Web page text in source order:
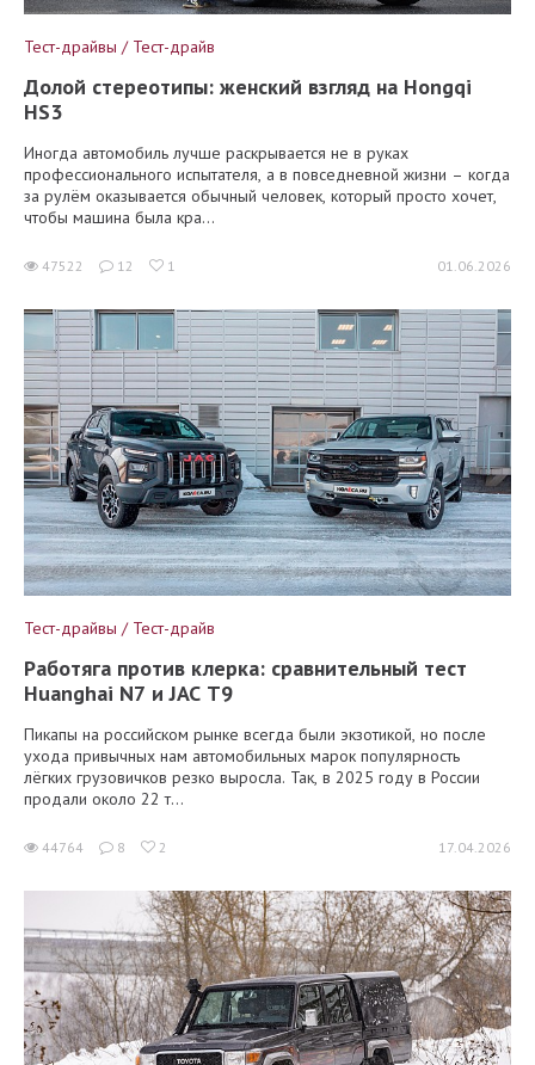
Тест-драйвы / Тест-драйв
Долой стереотипы: женский взгляд на Hongqi
HS3
Иногда автомобиль лучше раскрывается не в руках
профессионального испытателя, а в повседневной жизни – когда
за рулём оказывается обычный человек, который просто хочет,
чтобы машина была кра...
47522 12 1 01.06.2026
Тест-драйвы / Тест-драйв
Работяга против клерка: сравнительный тест
Huanghai N7 и JAC T9
Пикапы на российском рынке всегда были экзотикой, но после
ухода привычных нам автомобильных марок популярность
лёгких грузовичков резко выросла. Так, в 2025 году в России
продали около 22 т...
44764 8 2 17.04.2026